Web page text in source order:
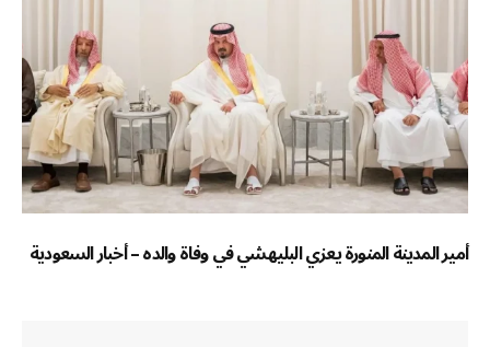
أمير المدينة المنورة يعزي البليهشي في وفاة والده – أخبار السعودية